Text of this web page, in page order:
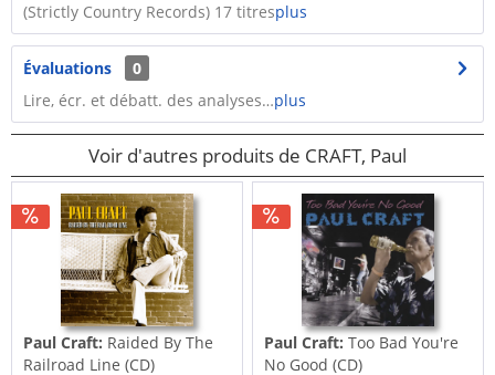
​(Strictly Country Records) 17 titresplus
Évaluations
0
Lire, écr. et débatt. des analyses…plus
Voir d'autres produits de CRAFT, Paul
Paul Craft: Raided By The
Railroad Line (CD)
Paul Craft: Too Bad You're
No Good (CD)